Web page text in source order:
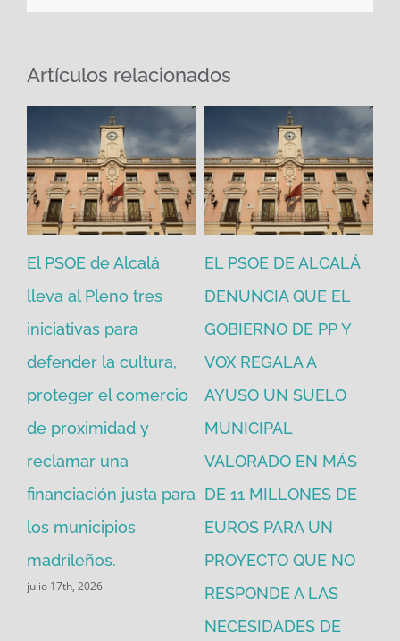
Artículos relacionados
El PSOE de Alcalá
lleva al Pleno tres
iniciativas para
defender la cultura,
proteger el comercio
de proximidad y
reclamar una
financiación justa para
los municipios
madrileños.
julio 17th, 2026
EL PSOE DE ALCALÁ
DENUNCIA QUE EL
GOBIERNO DE PP Y
VOX REGALA A
AYUSO UN SUELO
MUNICIPAL
VALORADO EN MÁS
DE 11 MILLONES DE
EUROS PARA UN
PROYECTO QUE NO
RESPONDE A LAS
NECESIDADES DE